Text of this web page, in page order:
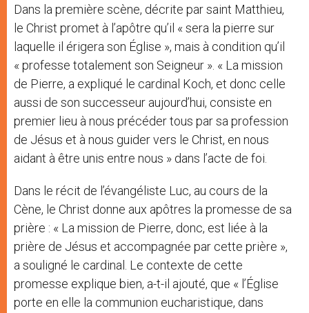
Dans la première scène, décrite par saint Matthieu,
le Christ promet à l’apôtre qu’il « sera la pierre sur
laquelle il érigera son Église », mais à condition qu’il
« professe totalement son Seigneur ». « La mission
de Pierre, a expliqué le cardinal Koch, et donc celle
aussi de son successeur aujourd’hui, consiste en
premier lieu à nous précéder tous par sa profession
de Jésus et à nous guider vers le Christ, en nous
aidant à être unis entre nous » dans l’acte de foi.
Dans le récit de l’évangéliste Luc, au cours de la
Cène, le Christ donne aux apôtres la promesse de sa
prière : « La mission de Pierre, donc, est liée à la
prière de Jésus et accompagnée par cette prière »,
a souligné le cardinal. Le contexte de cette
promesse explique bien, a-t-il ajouté, que « l’Église
porte en elle la communion eucharistique, dans